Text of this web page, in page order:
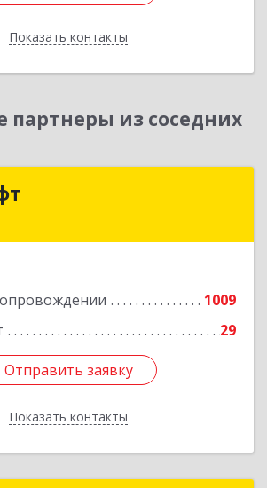
Показать контакты
Назад
из соседних
1009
29
Отправить заявку
Показать контакты
Подробнее
Отправить заявку
Назад